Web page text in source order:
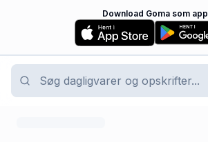
Download Goma som app